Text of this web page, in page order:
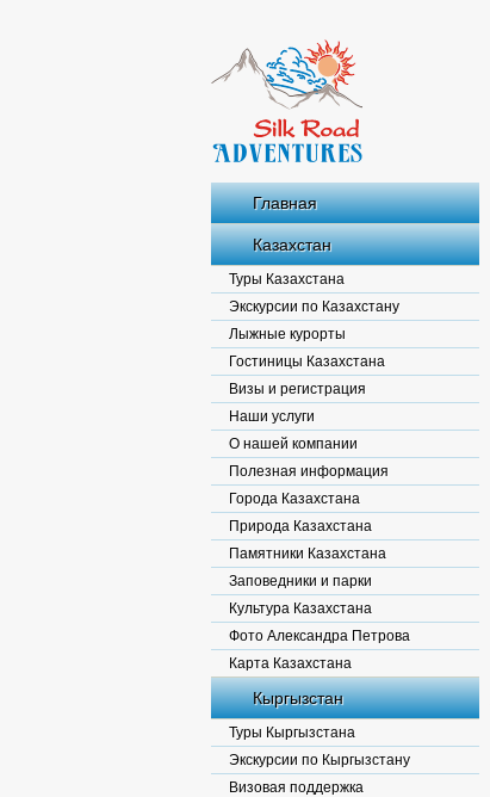
Главная
Казахстан
Туры Казахстана
Экскурсии по Казахстану
Лыжные курорты
Гостиницы Казахстана
Визы и регистрация
Наши услуги
О нашей компании
Полезная информация
Города Казахстана
Природа Казахстана
Памятники Казахстана
Заповедники и парки
Культура Казахстана
Фото Александра Петрова
Карта Казахстана
Кыргызстан
Туры Кыргызстана
Экскурсии по Кыргызстану
Визовая поддержка